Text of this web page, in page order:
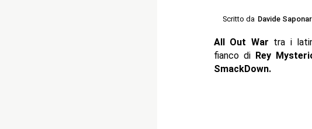
Scritto da Davide
All Out War tra i
fianco di Rey
SmackDown.